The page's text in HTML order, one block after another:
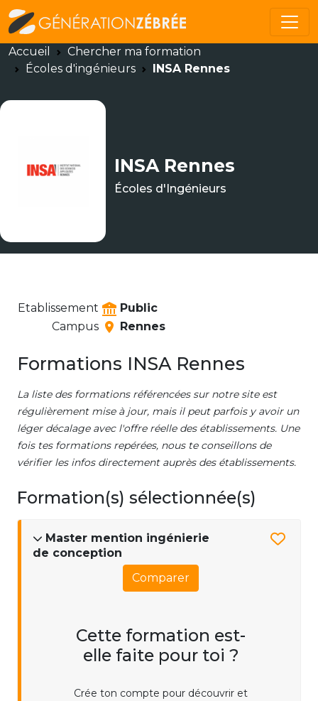
Accueil
Chercher ma formation
Écoles d'ingénieurs
INSA Rennes
INSA Rennes
Écoles d'Ingénieurs
Etablissement
Public
Campus
Rennes
Formations INSA Rennes
La liste des formations référencées sur notre site est
régulièrement mise à jour, mais il peut parfois y avoir un
léger décalage avec l'offre réelle des établissements. Une
fois tes formations repérées, nous te conseillons de
vérifier les infos directement auprès des établissements.
Formation(s) sélectionnée(s)
Master mention ingénierie
de conception
Comparer
Cette formation est-
elle faite pour toi ?
Crée ton compte pour découvrir et